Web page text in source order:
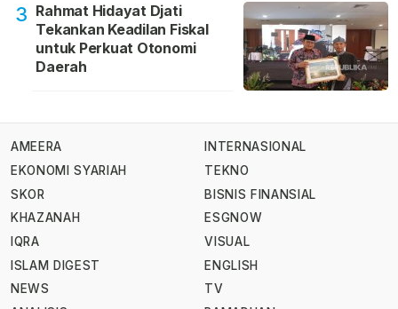
3 Rahmat Hidayat Djati
Tekankan Keadilan Fiskal
untuk Perkuat Otonomi
Daerah
AMEERA
EKONOMI SYARIAH
SKOR
KHAZANAH
IQRA
ISLAM DIGEST
NEWS
INTERNASIONAL
TEKNO
BISNIS FINANSIAL
ESGNOW
VISUAL
ENGLISH
TV